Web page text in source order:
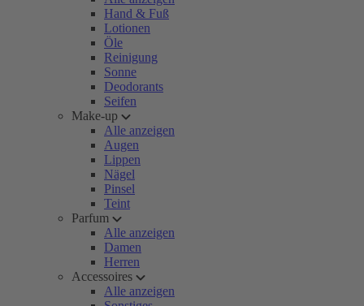
Hand & Fuß
Lotionen
Öle
Reinigung
Sonne
Deodorants
Seifen
Make-up
Alle anzeigen
Augen
Lippen
Nägel
Pinsel
Teint
Parfum
Alle anzeigen
Damen
Herren
Accessoires
Alle anzeigen